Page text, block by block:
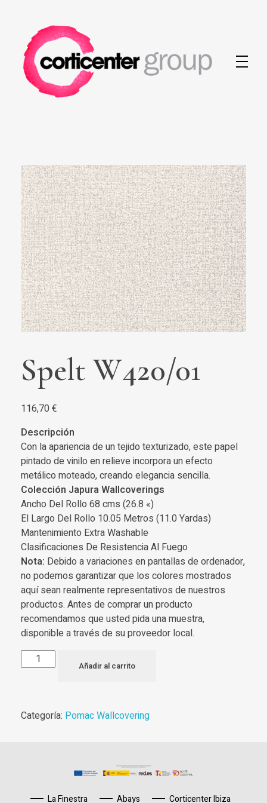
Spelt W420/01
116,70€
Descripción
Con la apariencia de un tejido texturizado, este papel
pintado de vinilo en relieve incorpora un efecto
metálico moteado, creando elegancia sencilla.
Colección Japura Wallcoverings
Ancho Del Rollo 68 cms (26.8 «)
El Largo Del Rollo 10.05 Metros (11.0 Yardas)
Mantenimiento Extra Washable
Clasificaciones De Resistencia Al Fuego
Nota: Debido a variaciones en pantallas de ordenador,
no podemos garantizar que los colores mostrados
aquí sean realmente representativos de nuestros
productos. Antes de comprar un producto
recomendamos que usted pida una muestra,
disponible a través de su proveedor local.
Añadir al carrito
Categoría: Pomac Wallcovering
La Finestra Abays Corticenter Ibiza